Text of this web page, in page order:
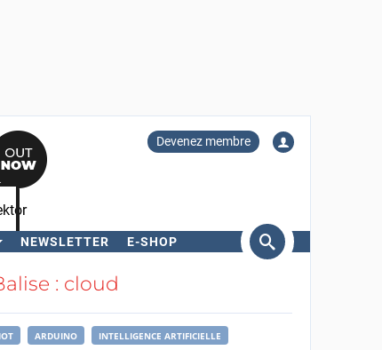
Devenez membre
NEWSLETTER E-SHOP
: cloud
IOT ARDUINO INTELLIGENCE ARTIFICIELLE